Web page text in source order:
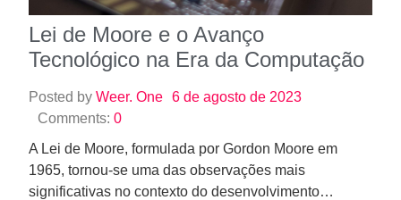
Lei de Moore e o Avanço
Tecnológico na Era da Computação
Posted by Weer. One 6 de agosto de 2023
Comments: 0
A Lei de Moore, formulada por Gordon Moore em
1965, tornou-se uma das observações mais
significativas no contexto do desenvolvimento…